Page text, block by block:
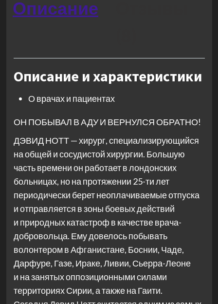
Описание
Описание и характеристики
О врачах и пациентах
ОН ПОБЫВАЛ В АДУ И ВЕРНУЛСЯ ОБРАТНО!
ДЭВИД НОТТ — хирург, специализирующийся
на общей и сосудистой хирургии. Большую
часть времени он работает в лондонских
больницах, но на протяжении 25-ти лет
периодически берет неоплачиваемые отпуска
и отправляется в зоны боевых действий
и природных катастроф в качестве врача-
добровольца. Ему довелось побывать
волонтером в Афганистане, Боснии, Чаде,
Дарфуре, Газе, Ираке, Ливии, Сьерра-Леоне
и на занятых оппозиционными силами
территориях Сирии, а также на Гаити.